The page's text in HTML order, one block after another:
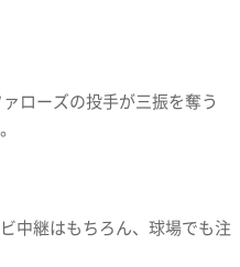
ローズの投手が三振を奪う
中継はもちろん、球場でも注